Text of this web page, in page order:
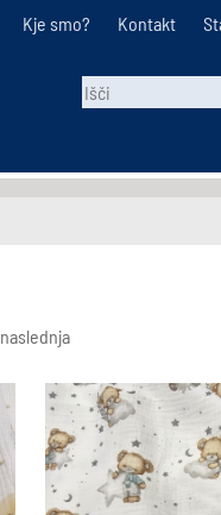
Kje smo? Kontakt
naslednja